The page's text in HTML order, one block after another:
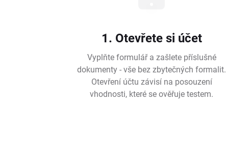
1. Otevřete si účet
Vyplňte formulář a zašlete příslušné
dokumenty - vše bez zbytečných formalit.
Otevření účtu závisí na posouzení
vhodnosti, které se ověřuje testem.